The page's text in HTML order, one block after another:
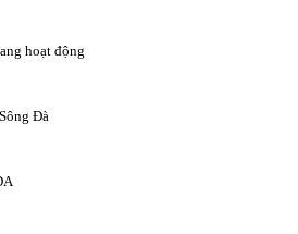
hoạt động
Đà